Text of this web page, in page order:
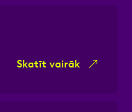
Skatīt vairāk